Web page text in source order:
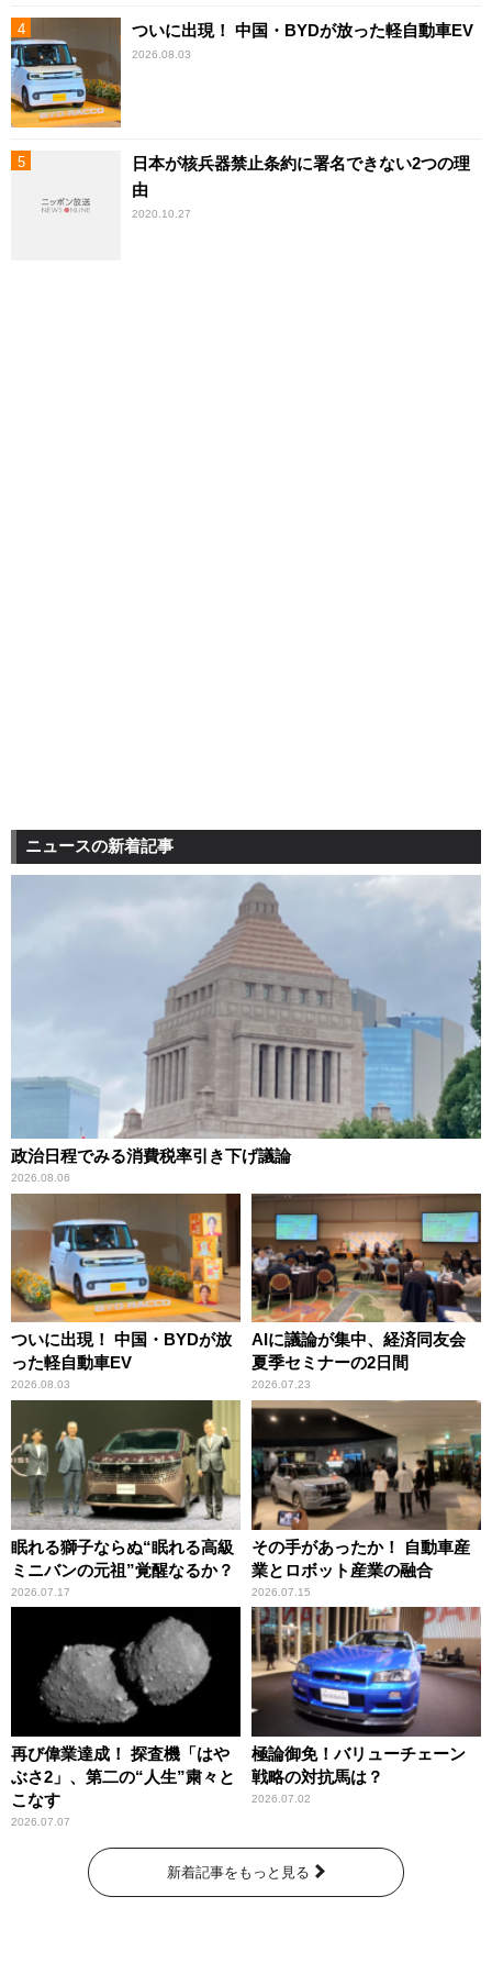
ついに出現！ 中国・BYDが放った軽自動車EV
2026.08.03
日本が核兵器禁止条約に署名できない2つの理
由
2020.10.27
ニュースの新着記事
政治日程でみる消費税率引き下げ議論
2026.08.06
ついに出現！ 中国・BYDが放
った軽自動車EV
2026.08.03
AIに議論が集中、経済同友会
夏季セミナーの2日間
2026.07.23
眠れる獅子ならぬ“眠れる高級
ミニバンの元祖”覚醒なるか？
2026.07.17
その手があったか！ 自動車産
業とロボット産業の融合
2026.07.15
再び偉業達成！ 探査機「はや
ぶさ2」、第二の“人生”粛々と
こなす
2026.07.07
極論御免！バリューチェーン
戦略の対抗馬は？
2026.07.02
新着記事をもっと見る